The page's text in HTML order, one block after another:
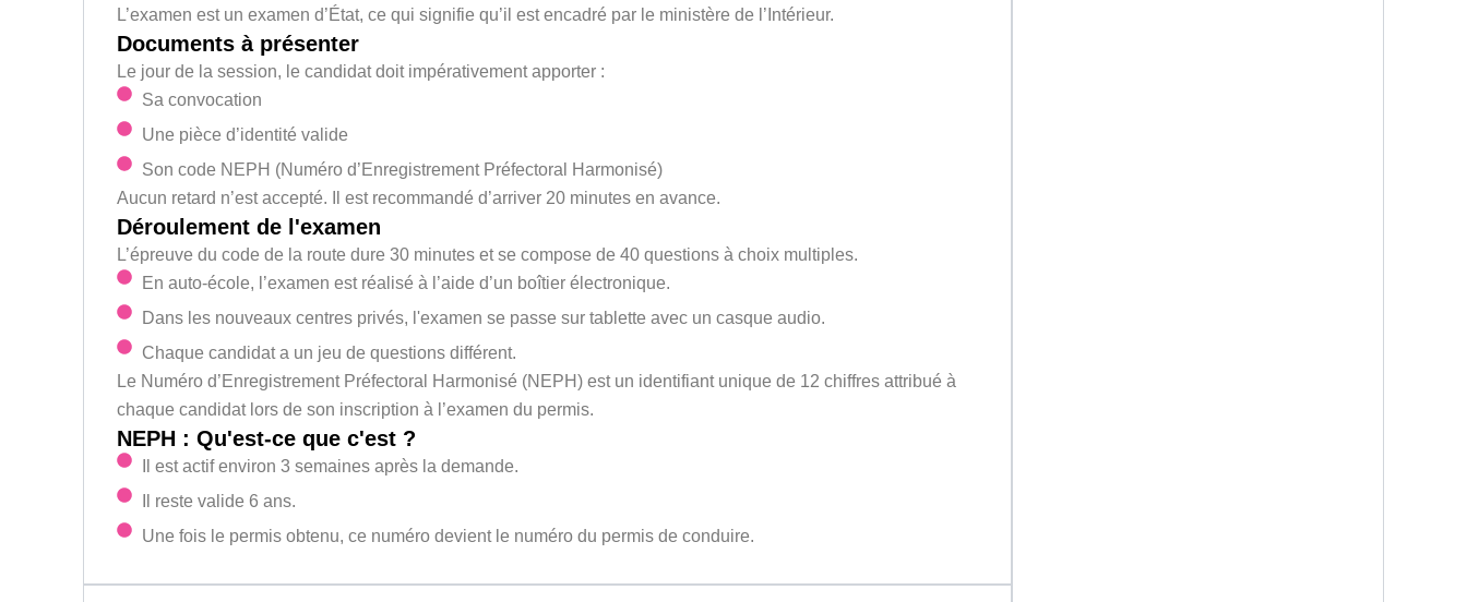
L’examen est un examen d’État, ce qui signifie qu’il est encadré par le ministère de l’Intérieur.
Documents à présenter
Le jour de la session, le candidat doit impérativement apporter :
Sa convocation
Une pièce d’identité valide
Son code NEPH (Numéro d’Enregistrement Préfectoral Harmonisé)
Aucun retard n’est accepté. Il est recommandé d’arriver 20 minutes en avance.
Déroulement de l'examen
L’épreuve du code de la route dure 30 minutes et se compose de 40 questions à choix multiples.
En auto-école, l’examen est réalisé à l’aide d’un boîtier électronique.
Dans les nouveaux centres privés, l'examen se passe sur tablette avec un casque audio.
Chaque candidat a un jeu de questions différent.
Le Numéro d’Enregistrement Préfectoral Harmonisé (NEPH) est un identifiant unique de 12 chiffres attribué à
chaque candidat lors de son inscription à l’examen du permis.
NEPH : Qu'est-ce que c'est ?
Il est actif environ 3 semaines après la demande.
Il reste valide 6 ans.
Une fois le permis obtenu, ce numéro devient le numéro du permis de conduire.